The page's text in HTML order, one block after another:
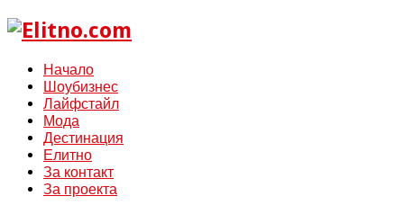
Начало
Шоубизнес
Лайфстайл
Мода
Дестинация
Елитно
За контакт
За проекта